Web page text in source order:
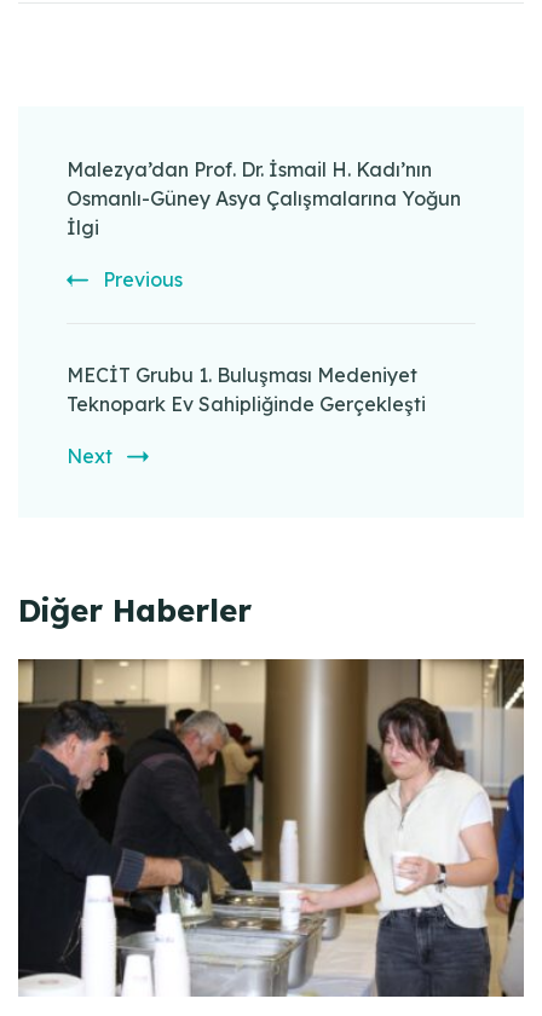
Navigation
Malezya’dan Prof. Dr. İsmail H. Kadı’nın
Osmanlı-Güney Asya Çalışmalarına Yoğun
İlgi
Previous
MECİT Grubu 1. Buluşması Medeniyet
Teknopark Ev Sahipliğinde Gerçekleşti
Next
Diğer Haberler